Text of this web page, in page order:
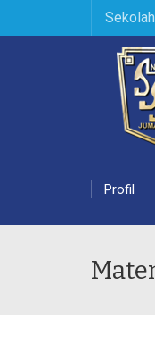
Profil